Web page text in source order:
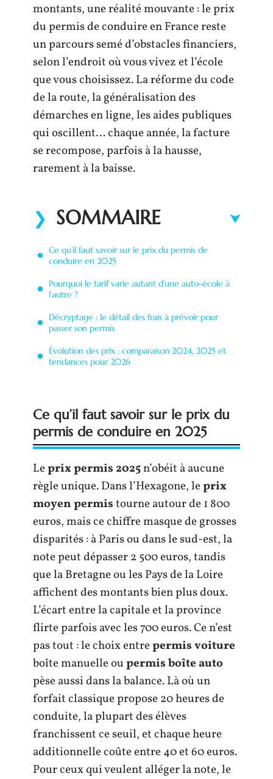
montants, une réalité mouvante : le prix
du permis de conduire en France reste
un parcours semé d’obstacles financiers,
selon l’endroit où vous vivez et l’école
que vous choisissez. La réforme du code
de la route, la généralisation des
démarches en ligne, les aides publiques
qui oscillent… chaque année, la facture
se recompose, parfois à la hausse,
rarement à la baisse.
SOMMAIRE
Ce qu’il faut savoir sur le prix du permis de
conduire en 2025
Pourquoi le tarif varie autant d’une auto-école à
l’autre ?
Décryptage : le détail des frais à prévoir pour
passer son permis
Évolution des prix : comparaison 2024, 2025 et
tendances pour 2026
Ce qu’il faut savoir sur le prix du
permis de conduire en 2025
Leprix permis 2025n’obéit à aucune
règle unique. Dans l’Hexagone, leprix
moyen permistourne autour de 1 800
euros, mais ce chiffre masque de grosses
disparités : à Paris ou dans le sud-est, la
note peut dépasser 2 500 euros, tandis
que la Bretagne ou les Pays de la Loire
affichent des montants bien plus doux.
L’écart entre la capitale et la province
flirte parfois avec les 700 euros. Ce n’est
pas tout : le choix entrepermis voiture
boîte manuelle oupermis boîte auto
pèse aussi dans la balance. Là où un
forfait classique propose 20 heures de
conduite, la plupart des élèves
franchissent ce seuil, et chaque heure
additionnelle coûte entre 40 et 60 euros.
Pour ceux qui veulent alléger la note, le